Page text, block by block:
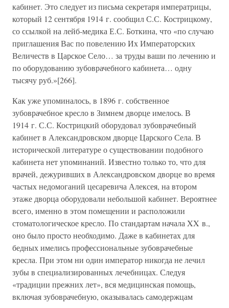
кабинет. Это следует из письма секретаря императрицы,
который 12 сентября 1914 г. сообщил С.С. Кострицкому,
со ссылкой на лейб-медика Е.С. Боткина, что «по случаю
приглашения Вас по повелению Их Императорских
Величеств в Царское Село… за труды ваши по лечению и
по оборудованию зубоврачебного кабинета… одну
тысячу руб.»[266].
Как уже упоминалось, в 1896 г. собственное
зубоврачебное кресло в Зимнем дворце имелось. В
1914 г. С.С. Кострицкий оборудовал зубоврачебный
кабинет в Александровском дворце Царского Села. В
исторической литературе о существовании подобного
кабинета нет упоминаний. Известно только то, что для
врачей, дежуривших в Александровском дворце во время
частых недомоганий цесаревича Алексея, на втором
этаже дворца оборудовали небольшой кабинет. Вероятнее
всего, именно в этом помещении и расположили
стоматологическое кресло. По стандартам начала XX в.,
оно было просто необходимо. Даже в кабинетах для
бедных имелись профессиональные зубоврачебные
кресла. При этом ни один император никогда не лечил
зубы в специализированных лечебницах. Следуя
«традиции прежних лет», вся медицинская помощь,
включая зубоврачебную, оказывалась самодержцам